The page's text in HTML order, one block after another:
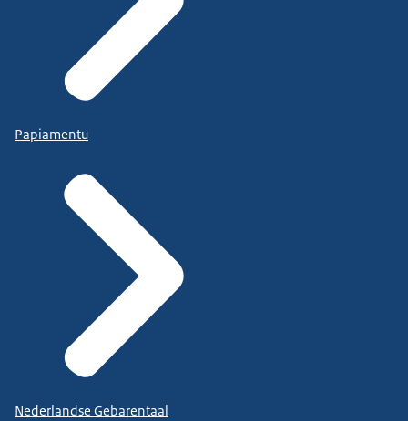
Papiamentu
Nederlandse Gebarentaal